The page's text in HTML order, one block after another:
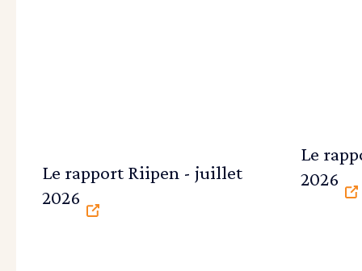
Le rapport Riipen - juillet
2026
Le
2026